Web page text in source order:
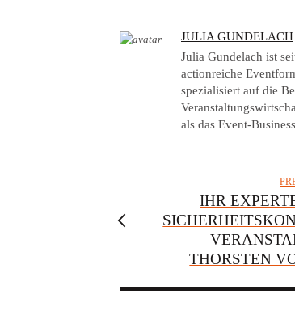
A
U
T
H
O
R
JULIA GUNDELACH
Julia Gundelach ist
actionreiche
spezialisiert auf die
als das Event-
IHR
THORSTEN